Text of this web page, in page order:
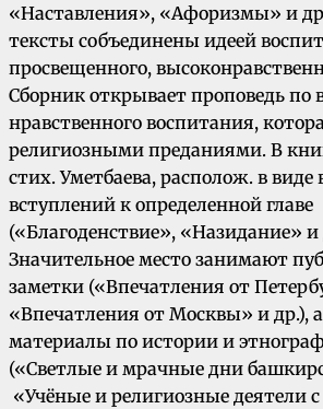
«Наставления», «Афоризмы» и
тексты собъединены идеей
просвещенного,
Сборник открывает проповедь по
нравственного воспитания,
религиозными преданиями. В
стих. Уметбаева, располож. в
вступлений к определенной главе
(«Благоденствие», «Назидание» и
Значительное место занимают
заметки («Впечатления от
«Впечатления от Москвы» и др.),
материалы по истории и
(«Светлые и мрачные дни
«Учёные и религиозные деятели